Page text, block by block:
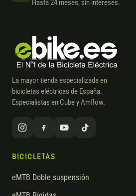
Hasta 24 meses, sin intereses.
La mayor tienda especializada en
bicicletas eléctricas de España.
Especialistas en Cube y Amflow.
BICICLETAS
eMTB Doble suspensión